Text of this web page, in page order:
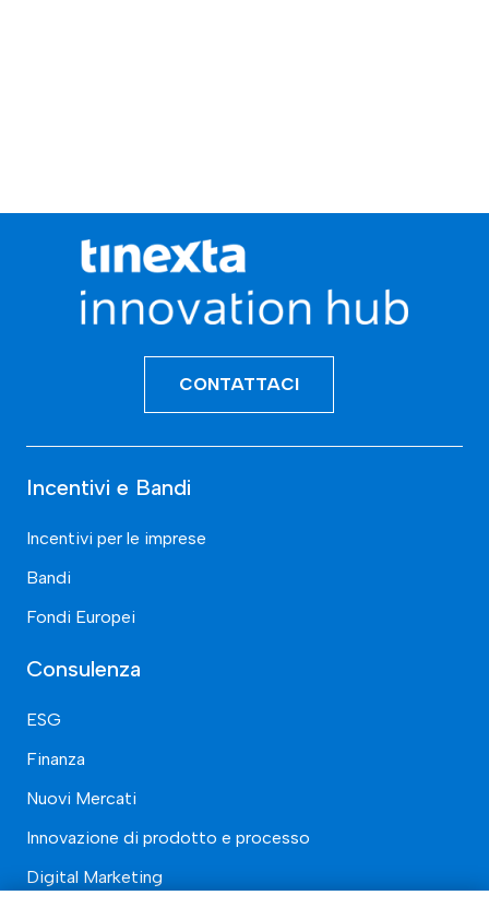
CONTATTACI
Incentivi e Bandi
Incentivi per le imprese
Bandi
Fondi Europei
Consulenza
ESG
Finanza
Nuovi Mercati
Innovazione di prodotto e processo
Digital Marketing